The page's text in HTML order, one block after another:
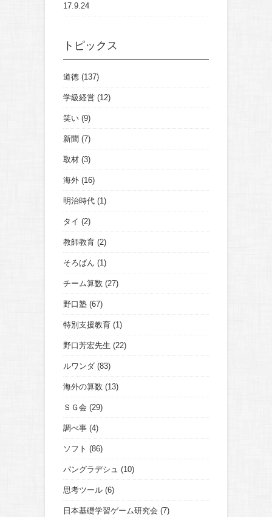
17.9.24
トピックス
道徳 (137)
学級経営 (12)
笑い (9)
新聞 (7)
取材 (3)
海外 (16)
明治時代 (1)
タイ (2)
教師教育 (2)
そろばん (1)
チーム算数 (27)
野口塾 (67)
特別支援教育 (1)
野口芳宏先生 (22)
ルワンダ (83)
海外の算数 (13)
ＳＧ会 (29)
調べ事 (4)
ソフト (86)
バングラデシュ (10)
思考ツール (6)
日本基礎学習ゲーム研究会 (7)